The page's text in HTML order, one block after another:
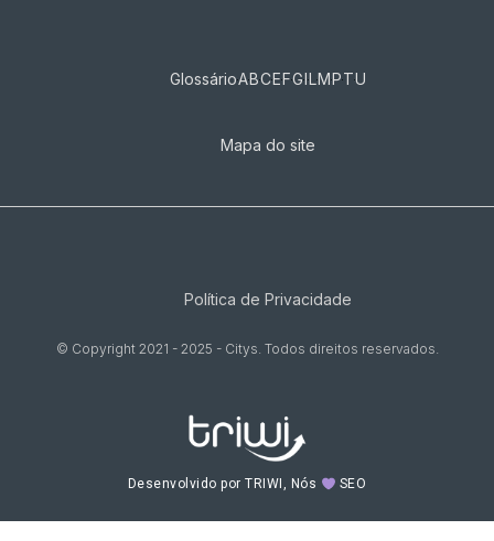
GlossárioABCEFGI LMPTU
Mapa do site
Política de Privacidade
© Copyright 2021 - 2025 - Citys. Todos direitos reservados.
Desenvolvido por TRIWI, Nós SEO